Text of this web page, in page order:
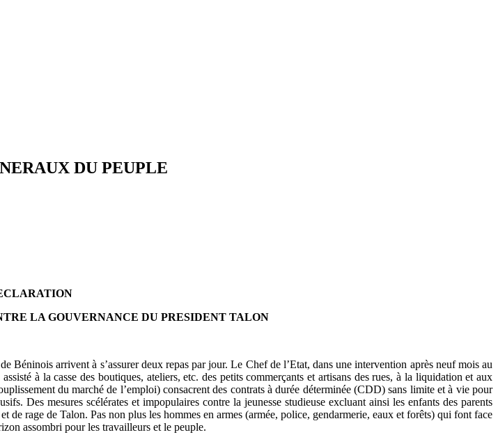
DU PEUPLE
LA GOUVERNANCE DU PRESIDENT TALON
Béninois arrivent à s’assurer deux repas par jour. Le Chef de l’Etat, dans une intervention après neuf mois au
à la casse des boutiques, ateliers, etc. des petits commerçants et artisans des rues, à la liquidation et aux
du marché de l’emploi) consacrent des contrats à durée déterminée (CDD) sans limite et à vie pour
Des mesures scélérates et impopulaires contre la jeunesse studieuse excluant ainsi les enfants des parents
de rage de Talon. Pas non plus les hommes en armes (armée, police, gendarmerie, eaux et forêts) qui font face
assombri pour les travailleurs et le peuple.